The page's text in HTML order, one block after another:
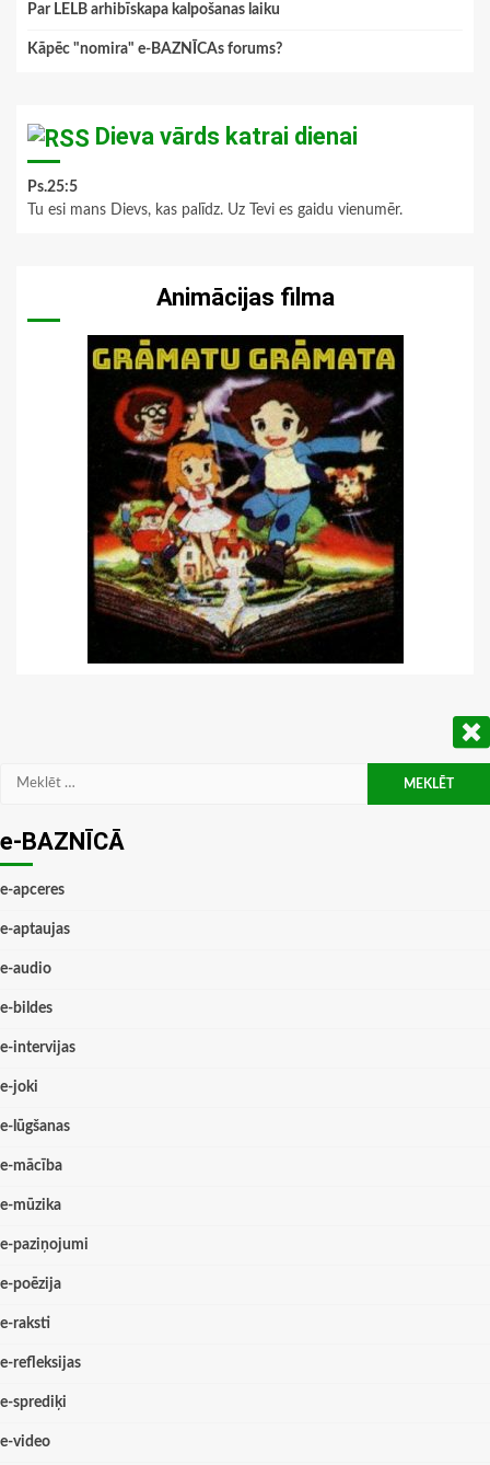
Par LELB arhibīskapa kalpošanas laiku
Kāpēc "nomira" e-BAZNĪCAs forums?
Dieva vārds katrai dienai
Ps.25:5
Tu esi mans Dievs, kas palīdz. Uz Tevi es gaidu vienumēr.
Animācijas filma
Meklēt:
e-BAZNĪCĀ
e-apceres
e-aptaujas
e-audio
e-bildes
e-intervijas
e-joki
e-lūgšanas
e-mācība
e-mūzika
e-paziņojumi
e-poēzija
e-raksti
e-refleksijas
e-sprediķi
e-video